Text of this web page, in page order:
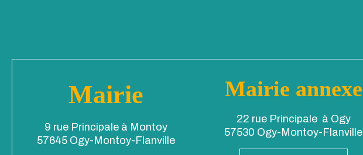
Mairie
9 rue Principale à Montoy
57645 Ogy-Montoy-Flanville
Mairie annexe
22 rue Principale à Ogy
57530 Ogy-Montoy-Flanville